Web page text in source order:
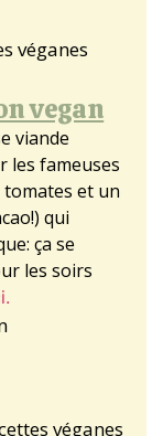
vegan
viande
les fameuses
tomates et un
qui
ça se
les soirs